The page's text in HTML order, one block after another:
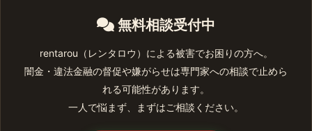
無料相談受付中
rentarou（レンタロウ）による被害でお困りの方へ。
闇金・違法金融の督促や嫌がらせは専門家への相談で止めら
れる可能性があります。
一人で悩まず、まずはご相談ください。